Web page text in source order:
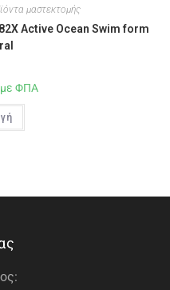
μαστεκτομής
Active Ocean Swim form
με ΦΠΑ